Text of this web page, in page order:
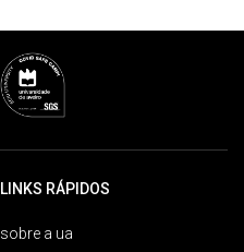
LINKS RÁPIDOS
sobre a ua